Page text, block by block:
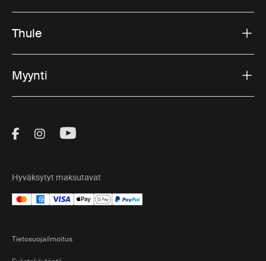
Thule
Myynti
Visit Thule on Facebook (external link)
Visit Thule on Instagram (external link)
Visit Thule on Youtube (external
Hyväksytyt maksutavat
Tietosuojailmoitus